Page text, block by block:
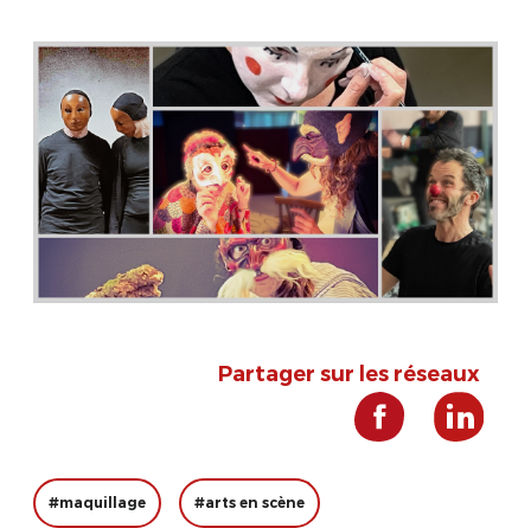
Partager sur les réseaux
#maquillage #arts en scène